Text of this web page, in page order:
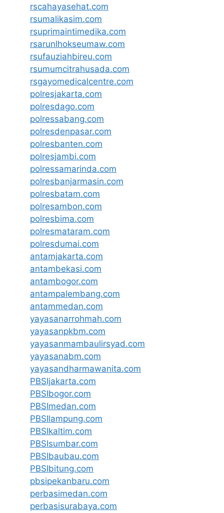
rscahayasehat.com
rsumalikasim.com
rsuprimaintimedika.com
rsarunlhokseumaw.com
rsufauziahbireu.com
rsumumcitrahusada.com
rsgayomedicalcentre.com
polresjakarta.com
polresdago.com
polressabang.com
polresdenpasar.com
polresbanten.com
polresjambi.com
polressamarinda.com
polresbanjarmasin.com
polresbatam.com
polresambon.com
polresbima.com
polresmataram.com
polresdumai.com
antamjakarta.com
antambekasi.com
antambogor.com
antampalembang.com
antammedan.com
yayasanarrohmah.com
yayasanpkbm.com
yayasanmambaulirsyad.com
yayasanabm.com
yayasandharmawanita.com
PBSIjakarta.com
PBSIbogor.com
PBSImedan.com
PBSIlampung.com
PBSIkaltim.com
PBSIsumbar.com
PBSIbaubau.com
PBSIbitung.com
pbsipekanbaru.com
perbasimedan.com
perbasisurabaya.com